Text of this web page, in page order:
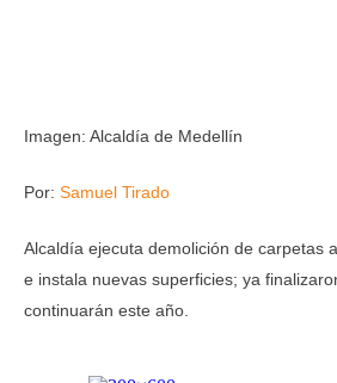
Imagen: Alcaldía de Medellín
Por: Samuel Tirado
Alcaldía ejecuta demolición de carpetas
e instala nuevas superficies; ya
continuarán este año.